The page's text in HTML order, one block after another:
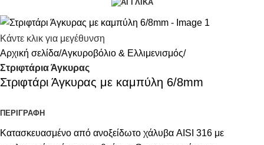
Κάντε κλικ για μεγέθυνση
Αρχική σελίδα Αγκυροβόλιο & Ελλιμενισμός
Στριφτάρια Άγκυρας
Στριφτάρι Άγκυρας με καμπύλη 6/8mm
ΠΕΡΙΓΡΑΦΉ
Κατασκευασμένο από ανοξείδωτο χάλυβα AISI 316 με